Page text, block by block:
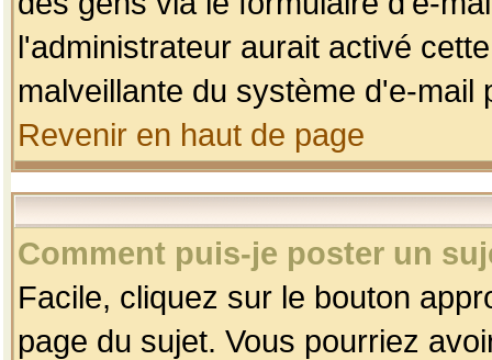
l'administrateur aurait activé
malveillante du système d'e-
Revenir en haut de page
Comment puis-je poster un
Facile, cliquez sur le bouton
page du sujet. Vous pourriez